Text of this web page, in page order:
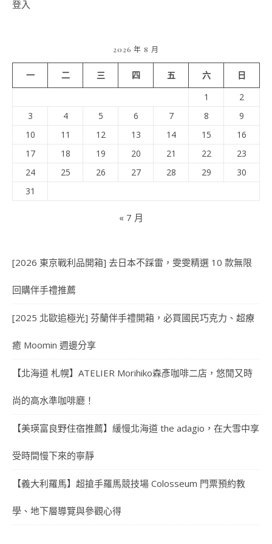
登入
2026 年 8 月
一 二 三 四 五 六
日
1
2
3
4 5 6 7 8
9
10
11 12 13 14 15
16
17
18 19 20 21 22
23
24
25 26 27 28 29
30
31
« 7 月
[2026 東京戰利品開箱] 去日本不踩雷，雯雯精選 10 款無限
回購伴手禮推薦
[2025 北歐追極光] 芬蘭伴手禮開箱，必買國民巧克力、超療
癒 Moomin 週邊分享
【北海道 札幌】ATELIER Morihiko森彥咖啡二店，悠閒又時
尚的高水準咖啡廳！
【美瑛富良野住宿推薦】緩慢北海道 the adagio，在大雪中享
受時間慢下來的寧靜
【義大利羅馬】超搶手羅馬競技場 Colosseum 門票預約教
學、地下層導覽與參觀心得